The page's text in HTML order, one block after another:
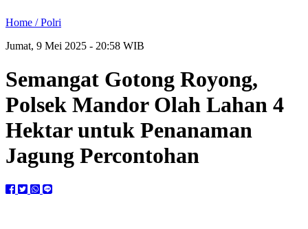
Home /Polri
Jumat, 9 Mei 2025 - 20:58 WIB
Semangat Gotong Royong,
Polsek Mandor Olah Lahan 4
Hektar untuk Penanaman
Jagung Percontohan